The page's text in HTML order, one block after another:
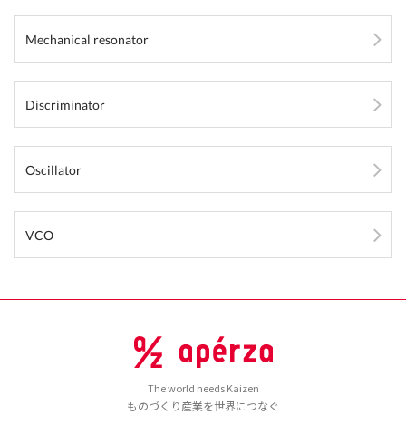
Mechanical resonator
Discriminator
Oscillator
VCO
The world needs Kaizen
ものづくり産業を世界につなぐ